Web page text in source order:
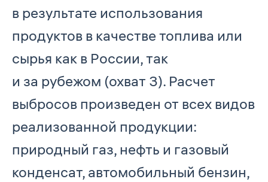
в результате использования
продуктов в качестве топлива или
сырья как в России, так
и за рубежом (охват 3). Расчет
выбросов произведен от всех видов
реализованной продукции:
природный газ, нефть и газовый
конденсат, автомобильный бензин,